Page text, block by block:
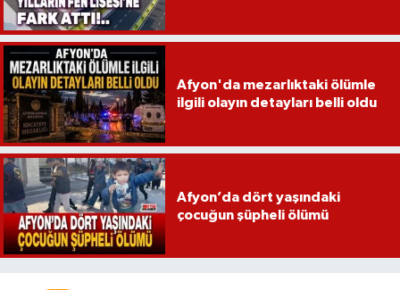
Afyon'da mezarlıktaki ölümle
ilgili olayın detayları belli oldu
Afyon’da dört yaşındaki
çocuğun şüpheli ölümü